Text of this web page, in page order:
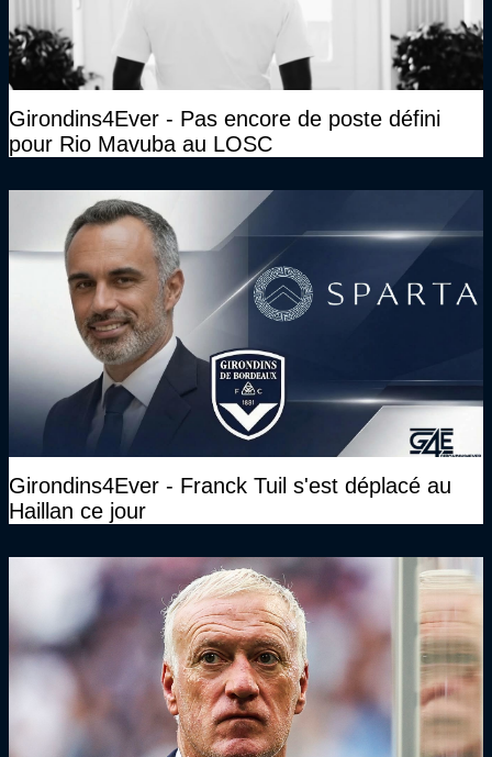
Girondins4Ever - Pas encore de poste défini
pour Rio Mavuba au LOSC
Girondins4Ever - Franck Tuil s'est déplacé au
Haillan ce jour